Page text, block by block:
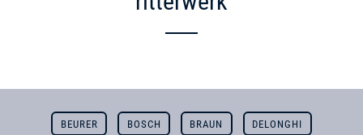
BEURER BOSCH BRAUN DELONGHI